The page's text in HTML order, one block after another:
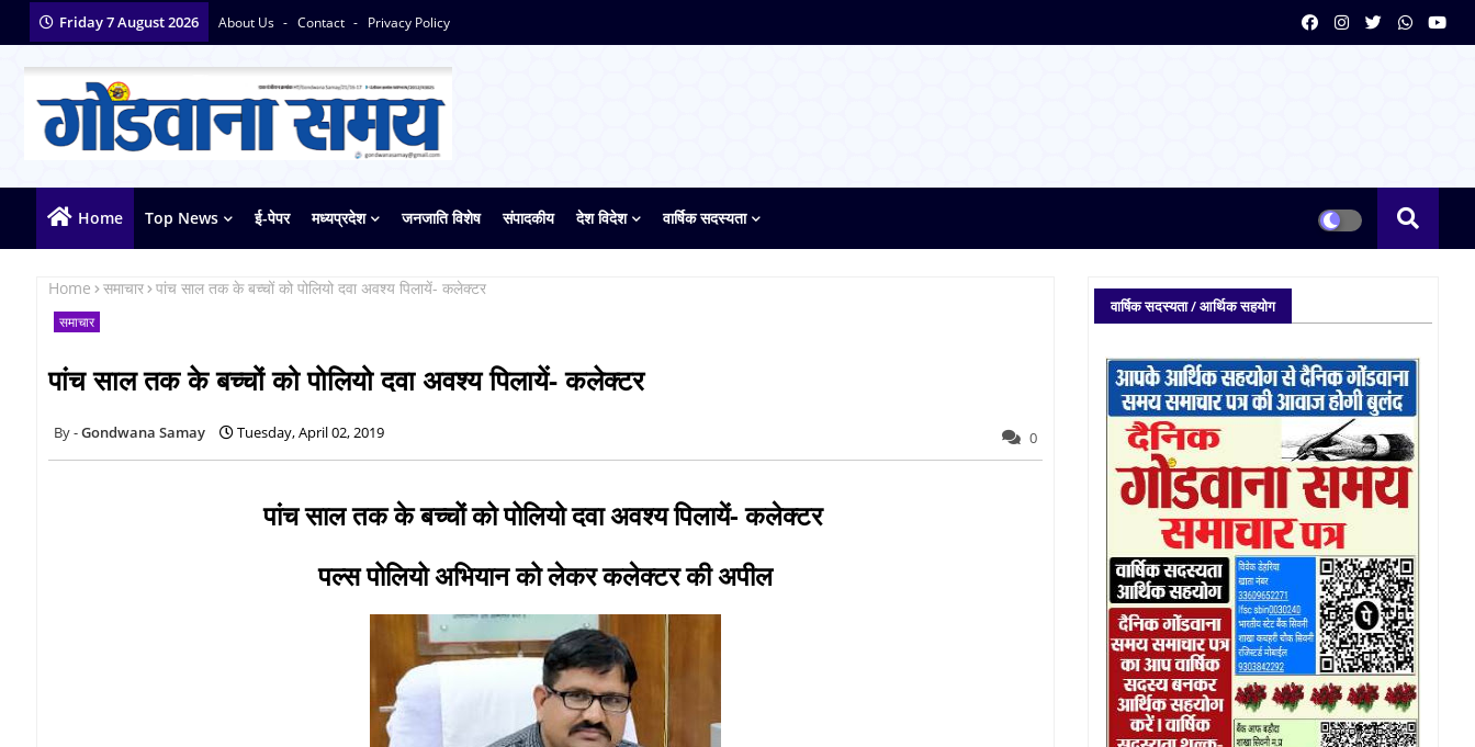
Friday 7 August 2026 About Us Contact Privacy Policy
Home Top News ई-पेपर मध्यप्रदेश जनजाति विशेष संपादकीय देश विदेश वार्षिक सदस्यता
Home समाचार पांच साल तक के बच्चों को पोलियो दवा अवश्य पिलायें- कलेक्टर
समाचार
पांच साल तक के बच्चों को पोलियो दवा अवश्य पिलायें- कलेक्टर
Gondwana Samay Tuesday, April 02, 2019 0
पांच साल तक के बच्चों को पोलियो दवा अवश्य पिलायें- कलेक्टर
पल्स पोलियो अभियान को लेकर कलेक्टर की अपील
वार्षिक सदस्यता / आर्थिक सहयोग